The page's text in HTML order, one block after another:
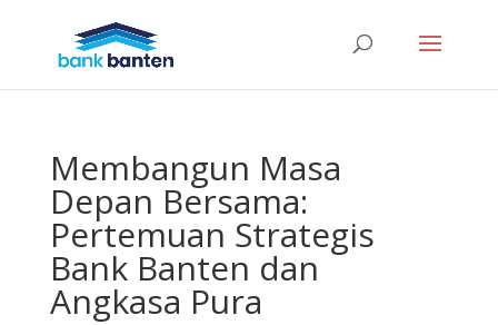
Membangun Masa
Depan Bersama:
Pertemuan Strategis
Bank Banten dan
Angkasa Pura